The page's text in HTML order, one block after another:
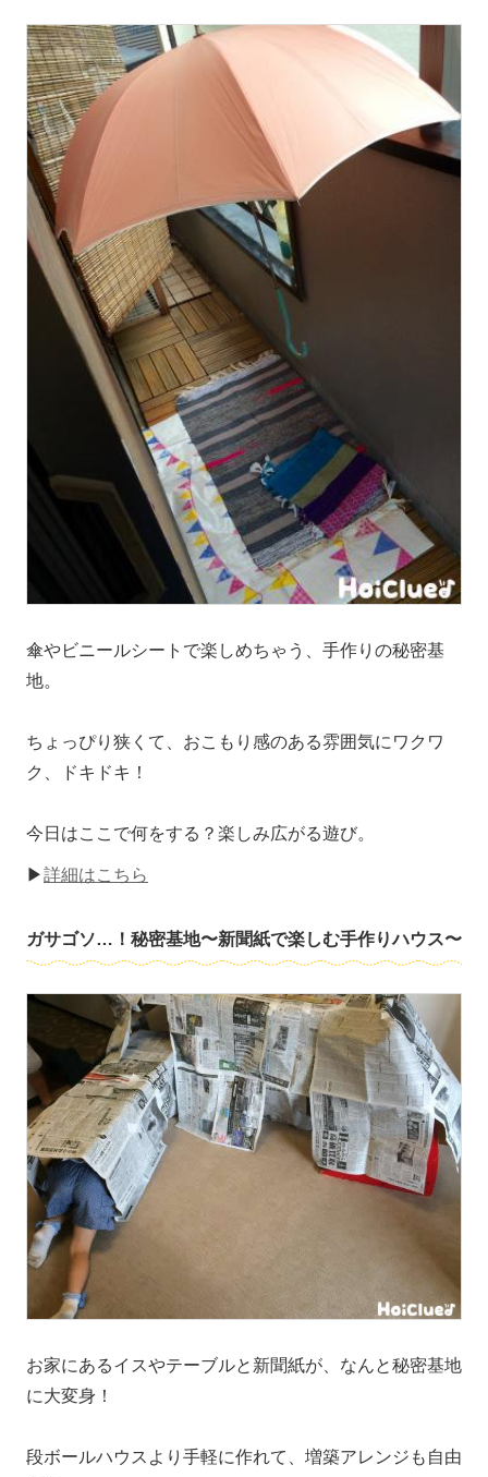
傘やビニールシートで楽しめちゃう、手作りの秘密基
地。
ちょっぴり狭くて、おこもり感のある雰囲気にワクワ
ク、ドキドキ！
今日はここで何をする？楽しみ広がる遊び。
▶詳細はこちら
ガサゴソ…！秘密基地〜新聞紙で楽しむ手作りハウス〜
お家にあるイスやテーブルと新聞紙が、なんと秘密基地
に大変身！
段ボールハウスより手軽に作れて、増築アレンジも自由